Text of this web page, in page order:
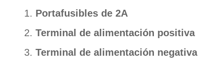
Portafusibles de 2A
Terminal de alimentación positiva
Terminal de alimentación negativa